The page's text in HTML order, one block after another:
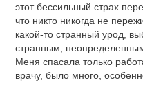
этот бессильный страх
что никто никогда не
какой-то странный урод,
странным,
Меня спасала только
врачу, было много,